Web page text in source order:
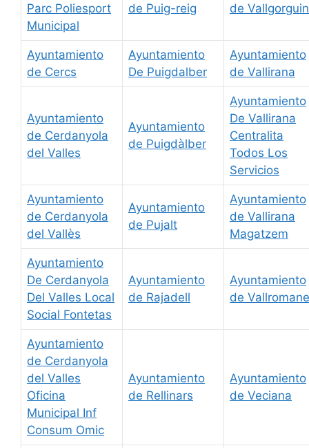
Parc Poliesport
Municipal
de Puig-reig
de
Ayuntamiento
de Cercs
Ayuntamiento
De Puigdalber
Ayuntamiento
de Vallirana
Ayuntamiento
de Cerdanyola
del Valles
Ayuntamiento
de Puigdàlber
Ayuntamiento
De Vallirana
Centralita
Todos Los
Servicios
Ayuntamiento
de Cerdanyola
del Vallès
Ayuntamiento
de Pujalt
Ayuntamiento
de Vallirana
Magatzem
Ayuntamiento
De Cerdanyola
Del Valles Local
Social Fontetas
Ayuntamiento
de Rajadell
Ayuntamiento
de
Ayuntamiento
de Cerdanyola
del Valles
Oficina
Municipal Inf
Consum Omic
Ayuntamiento
de Rellinars
Ayuntamiento
de Veciana